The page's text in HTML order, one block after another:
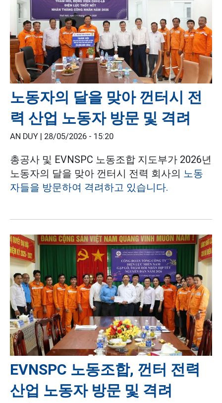
노동자의 달을 맞아 껀터시 전
력 산업 노동자 방문 및 격려
AN DUY | 28/05/2026 - 15:20
총공사 및 EVNSPC 노동조합 지도부가 2026년
노동자의 달을 맞아 껀터시 전력 회사의 노동
자들을 방문하여 격려하고 있습니다.
EVNSPC 노동조합, 껀터 전력
산업 노동자 방문 및 격려